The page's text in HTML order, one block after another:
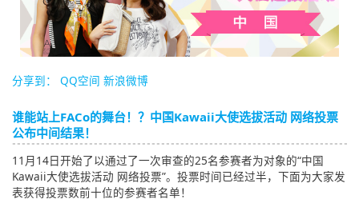
tiéng Viêt
Bahasa Indonesia
分享到： QQ空间 新浪微博
谁能站上FACo的舞台！？中国Kawaii大使选拔活动 网络投票
公布中间结果！
11月14日开始了以通过了一次审查的25名参赛者为对象的“中国
Kawaii大使选拔活动 网络投票”。投票时间已经过半，下面为大家发
表获得投票数前十位的参赛者名单！